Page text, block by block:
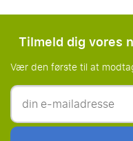
Tilmeld dig vores
Vær den første til at